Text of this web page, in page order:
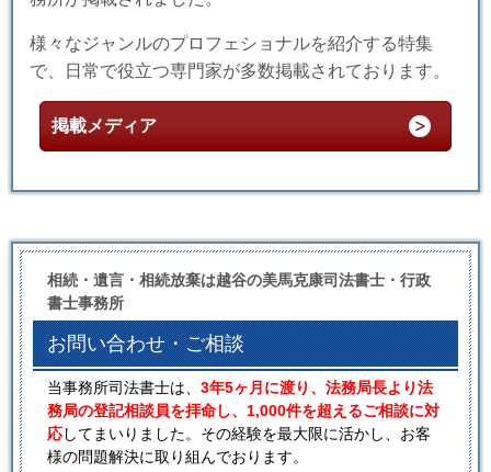
様々なジャンルのプロフェショナルを紹介する特集
で、日常で役立つ専門家が多数掲載されております。
掲載メディア
相続・遺言・相続放棄は越谷の美馬克康司法書士・行政
書士事務所
お問い合わせ・ご相談
当事務所司法書士は、 3年5ヶ月に渡り、法務局長より法
務局の登記相談員を拝命し、1,000件を超えるご相談に対
応してまいりました。その経験を最大限に活かし、お客
様の問題解決に取り組んでおります。